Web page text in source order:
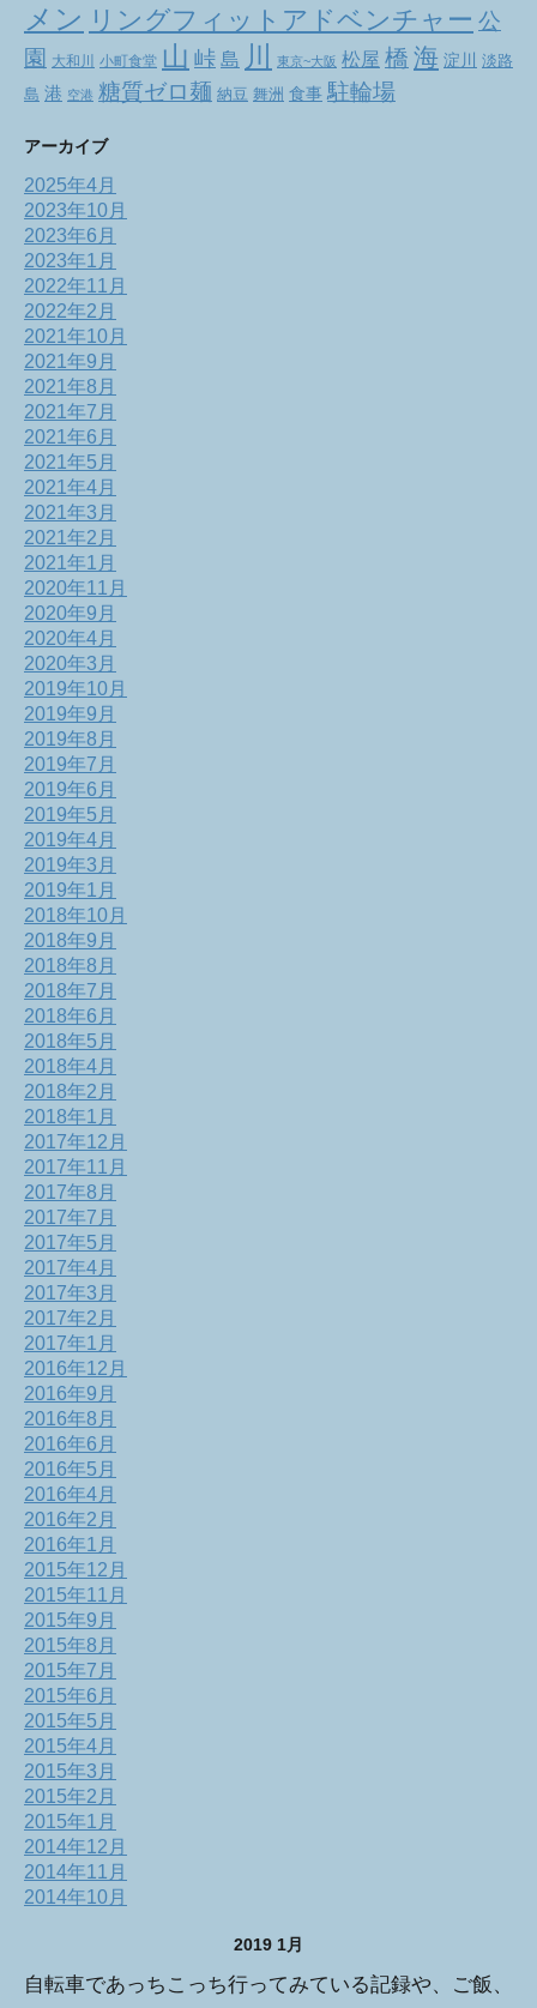
メン リングフィットアドベンチャー 公
園
大和川 小町食堂 山 峠 島 川 東京~大阪 松屋 橋 海 淀川
淡路
島 港 空港 糖質ゼロ麺 納豆 舞洲 食事 駐輪場
アーカイブ
2025年4月
2023年10月
2023年6月
2023年1月
2022年11月
2022年2月
2021年10月
2021年9月
2021年8月
2021年7月
2021年6月
2021年5月
2021年4月
2021年3月
2021年2月
2021年1月
2020年11月
2020年9月
2020年4月
2020年3月
2019年10月
2019年9月
2019年8月
2019年7月
2019年6月
2019年5月
2019年4月
2019年3月
2019年1月
2018年10月
2018年9月
2018年8月
2018年7月
2018年6月
2018年5月
2018年4月
2018年2月
2018年1月
2017年12月
2017年11月
2017年8月
2017年7月
2017年5月
2017年4月
2017年3月
2017年2月
2017年1月
2016年12月
2016年9月
2016年8月
2016年6月
2016年5月
2016年4月
2016年2月
2016年1月
2015年12月
2015年11月
2015年9月
2015年8月
2015年7月
2015年6月
2015年5月
2015年4月
2015年3月
2015年2月
2015年1月
2014年12月
2014年11月
2014年10月
2019 1月
自転車であっちこっち行ってみている記録や、ご飯、